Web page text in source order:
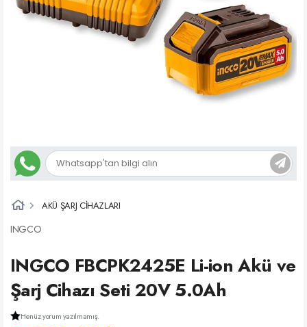
AKÜ ŞARJ CİHAZLARI
INGCO
INGCO FBCPK2425E Li-ion Akü ve
Şarj Cihazı Seti 20V 5.0Ah
Henüz yorum yazılmamış.